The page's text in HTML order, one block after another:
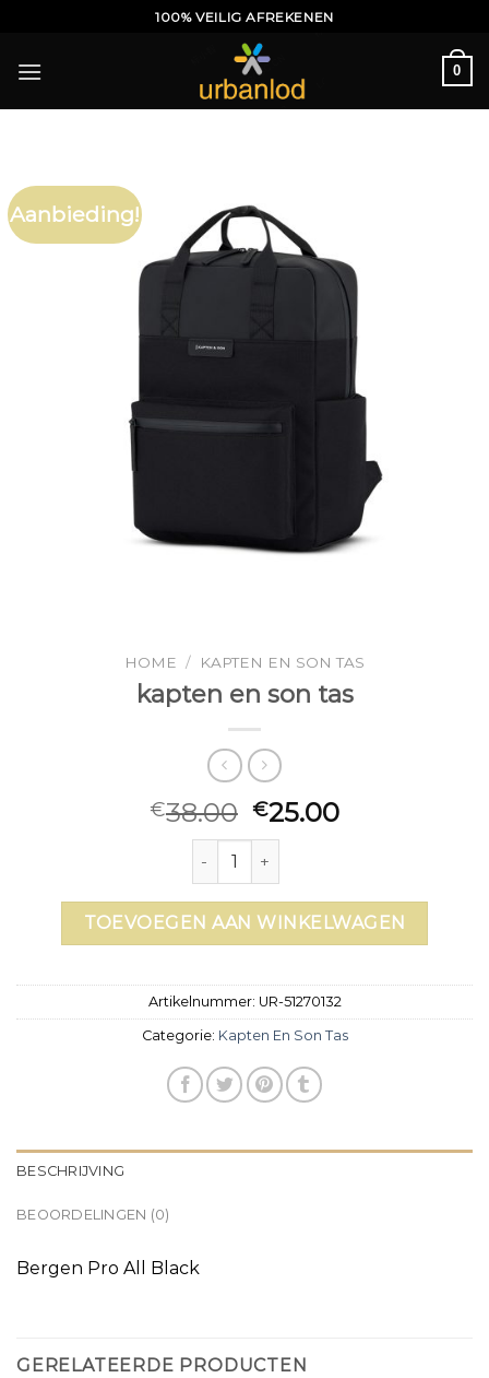
inhoud
100% VEILIG AFREKENEN
0
Aanbieding!
HOME / KAPTEN EN SON TAS
kapten en son tas
€38.00 €25.00
kapten en son tas aantal
TOEVOEGEN AAN WINKELWAGEN
Artikelnummer: UR-51270132
Categorie: Kapten En Son Tas
BESCHRIJVING
BEOORDELINGEN (0)
Bergen Pro All Black
GERELATEERDE PRODUCTEN